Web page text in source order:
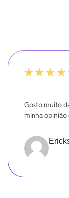
Gosto muito
minha opinião